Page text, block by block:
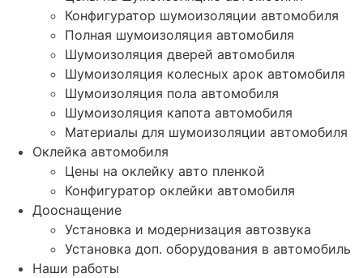
Конфигуратор шумоизоляции автомобиля
Полная шумоизоляция автомобиля
Шумоизоляция дверей автомобиля
Шумоизоляция колесных арок автомобиля
Шумоизоляция пола автомобиля
Шумоизоляция капота автомобиля
Материалы для шумоизоляции автомобиля
Оклейка автомобиля
Цены на оклейку авто пленкой
Конфигуратор оклейки автомобиля
Дооснащение
Установка и модернизация автозвука
Установка доп. оборудования в автомобиль
Наши работы